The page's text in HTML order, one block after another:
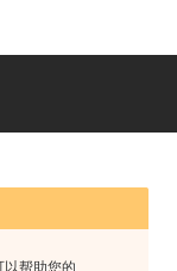
帮助您的